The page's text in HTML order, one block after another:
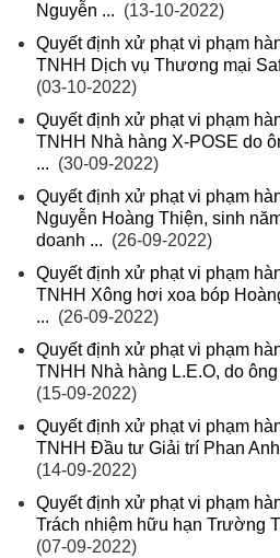
Nguyễn ... (13-10-2022)
Quyết định xử phạt vi phạm
TNHH Dịch vụ Thương mại
(03-10-2022)
Quyết định xử phạt vi phạm
TNHH Nhà hàng X-POSE do
... (30-09-2022)
Quyết định xử phạt vi phạm
Nguyễn Hoàng Thiện, sinh
doanh ... (26-09-2022)
Quyết định xử phạt vi phạm
TNHH Xông hơi xoa bóp
... (26-09-2022)
Quyết định xử phạt vi phạm
TNHH Nhà hàng L.E.O, do
(15-09-2022)
Quyết định xử phạt vi phạm
TNHH Đầu tư Giải trí Phan
(14-09-2022)
Quyết định xử phạt vi phạm
Trách nhiệm hữu hạn Trường
(07-09-2022)